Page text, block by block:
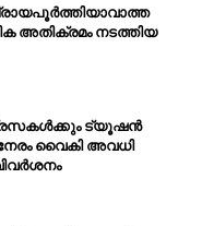
പ്രായപൂർത്തിയാവാത്ത
അതിക്രമം നടത്തിയ
ട്യൂഷൻ
വൈകി അവധി